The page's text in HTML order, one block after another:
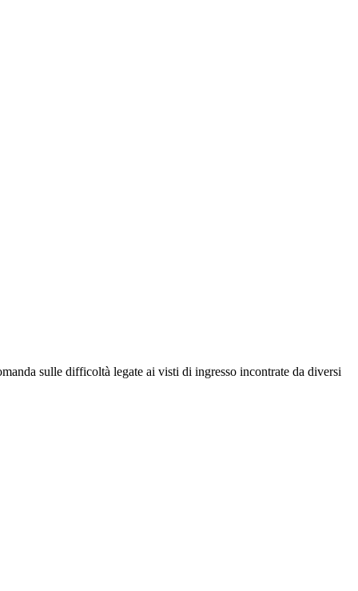
sulle difficoltà legate ai visti di ingresso incontrate da diversi